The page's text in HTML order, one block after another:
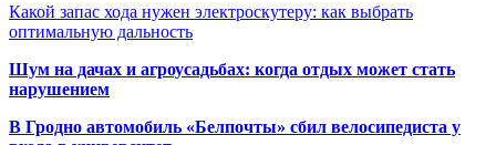
Какой запас хода нужен электроскутеру: как выбрать
оптимальную дальность
Шум на дачах и агроусадьбах: когда отдых может стать
нарушением
В Гродно автомобиль «Белпочты» сбил велосипедиста у